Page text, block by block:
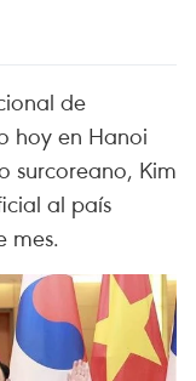
de
hoy en Hanoi
surcoreano, Kim
al país
mes.